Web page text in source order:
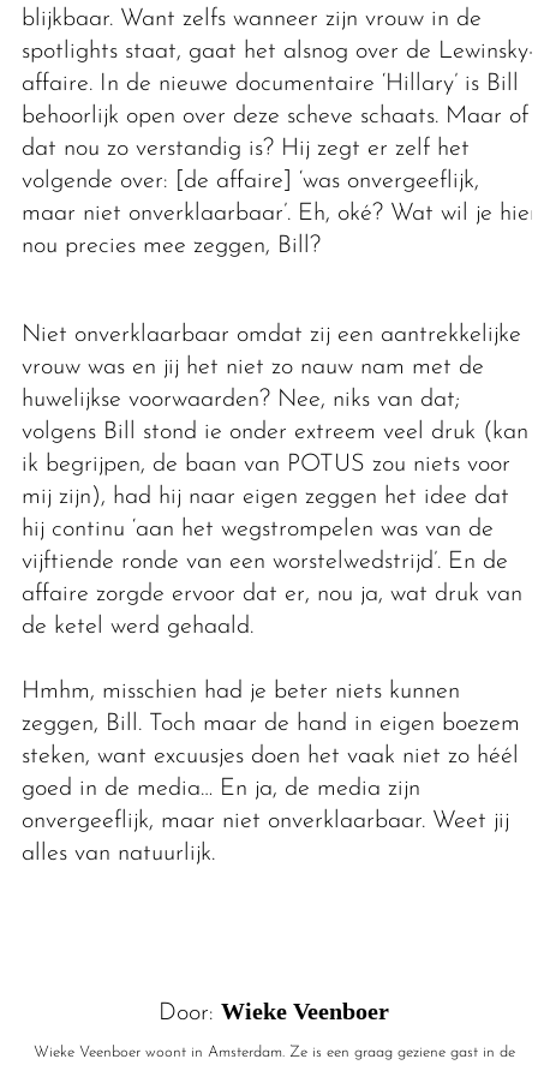
blijkbaar. Want zelfs wanneer zijn vrouw in de
spotlights staat, gaat het alsnog over de Lewinsky-
affaire. In de nieuwe documentaire ‘Hillary’ is Bill
behoorlijk open over deze scheve schaats. Maar of
dat nou zo verstandig is? Hij zegt er zelf het
volgende over: [de affaire] ‘was onvergeeflijk,
maar niet onverklaarbaar’. Eh, oké? Wat wil je hier
nou precies mee zeggen, Bill?
Niet onverklaarbaar omdat zij een aantrekkelijke
vrouw was en jij het niet zo nauw nam met de
huwelijkse voorwaarden? Nee, niks van dat;
volgens Bill stond ie onder extreem veel druk (kan
ik begrijpen, de baan van POTUS zou niets voor
mij zijn), had hij naar eigen zeggen het idee dat
hij continu ‘aan het wegstrompelen was van de
vijftiende ronde van een worstelwedstrijd’. En de
affaire zorgde ervoor dat er, nou ja, wat druk van
de ketel werd gehaald.
Hmhm, misschien had je beter niets kunnen
zeggen, Bill. Toch maar de hand in eigen boezem
steken, want excuusjes doen het vaak niet zo héél
goed in de media… En ja, de media zijn
onvergeeflijk, maar niet onverklaarbaar. Weet jij
alles van natuurlijk.
Door:Wieke Veenboer
Wieke Veenboer woont in Amsterdam. Ze is een graag geziene gast in de